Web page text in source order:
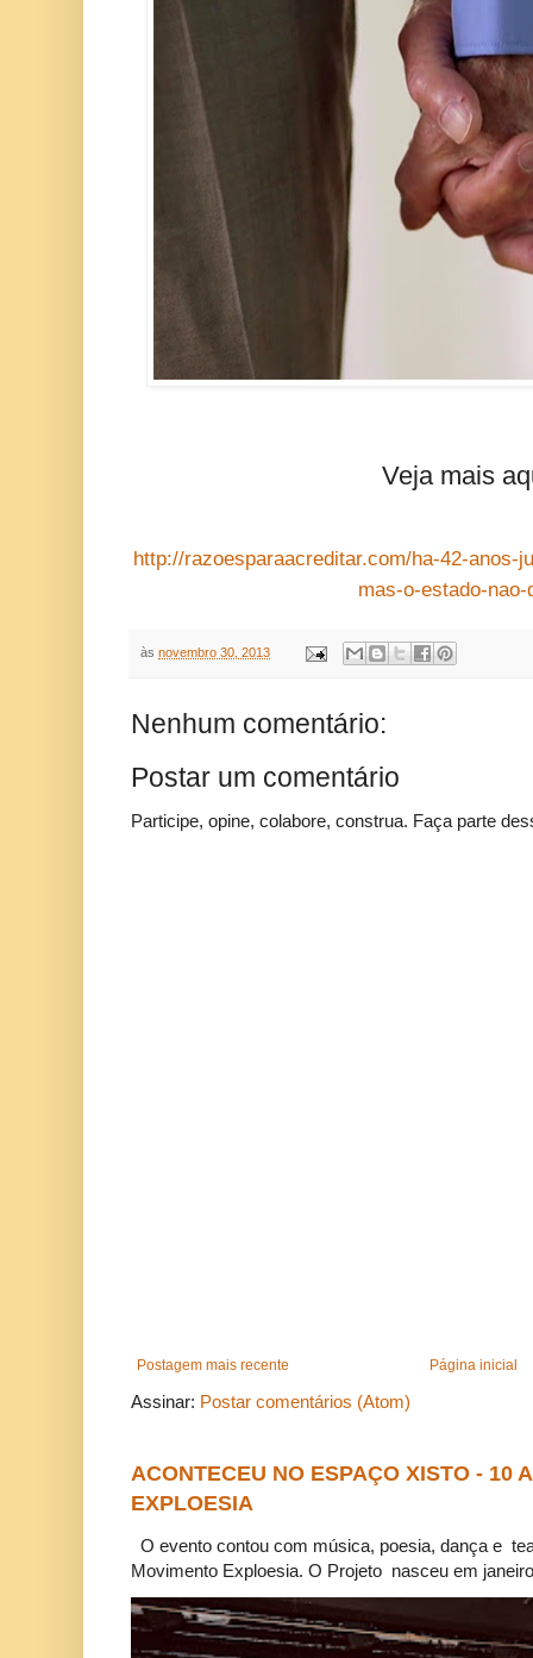
Veja mais
http://razoesparaacreditar.com/ha-42-anos-
mas-o-estado-nao-
às novembro 30, 2013
Nenhum comentário:
Postar um comentário
Participe, opine, colabore, construa. Faça parte
Postagem mais recente Página inicial
Assinar: Postar comentários (Atom)
ACONTECEU NO ESPAÇO XISTO - 10
EXPLOESIA
O evento contou com música, poesia, dança e
Movimento Exploesia. O Projeto nasceu em